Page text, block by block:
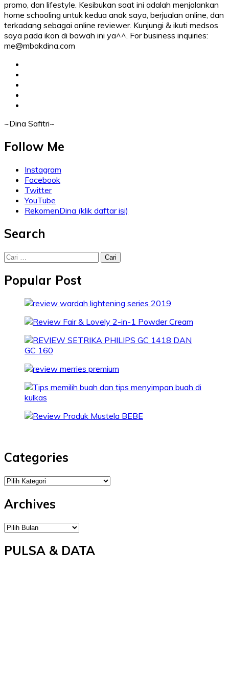
promo, dan lifestyle. Kesibukan saat ini adalah menjalankan
home schooling untuk kedua anak saya, berjualan online, dan
terkadang sebagai online reviewer. Kunjungi & ikuti medsos
saya pada ikon di bawah ini ya^^. For business inquiries:
me@mbakdina.com
~Dina Safitri~
Follow Me
Instagram
Facebook
Twitter
YouTube
RekomenDina (klik daftar isi)
Search
Cari
untuk:
Popular Post
Categories
Categories
Archives
Archives
PULSA & DATA